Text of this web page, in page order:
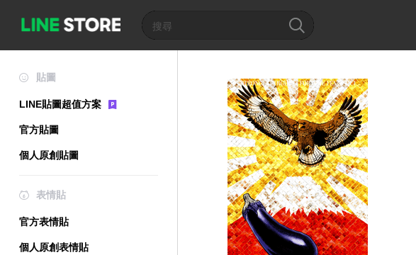
貼圖
LINE貼圖超值方案
官方貼圖
個人原創貼圖
表情貼
官方表情貼
個人原創表情貼